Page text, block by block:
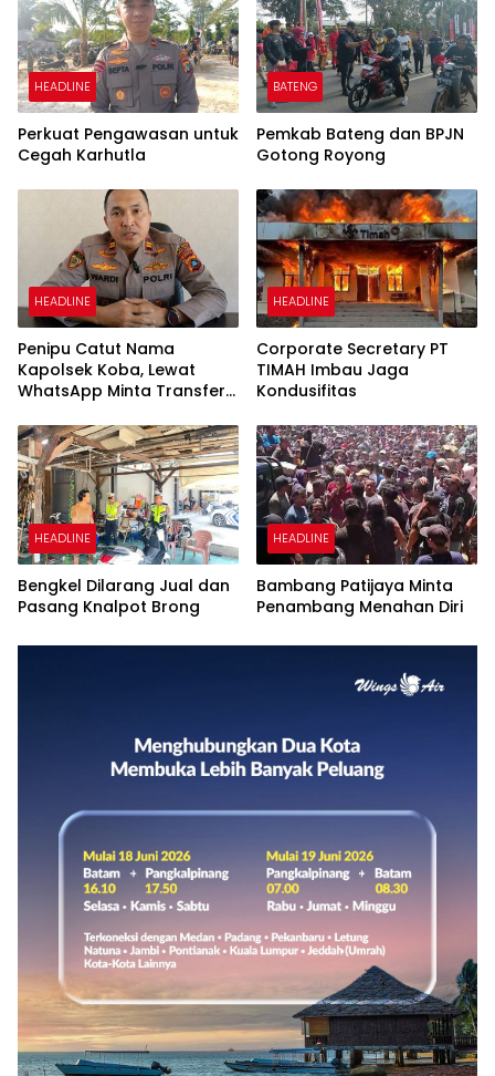
HEADLINE
Perkuat Pengawasan untuk
Cegah Karhutla
BATENG
Pemkab Bateng dan BPJN
Gotong Royong
HEADLINE
Penipu Catut Nama
Kapolsek Koba, Lewat
WhatsApp Minta Transfer
HEADLINE
Corporate Secretary PT
TIMAH Imbau Jaga
Kondusifitas
HEADLINE
Bengkel Dilarang Jual dan
Pasang Knalpot Brong
HEADLINE
Bambang Patijaya Minta
Penambang Menahan Diri